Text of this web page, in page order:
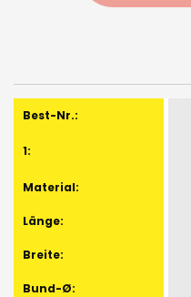
Produkte
Artikel